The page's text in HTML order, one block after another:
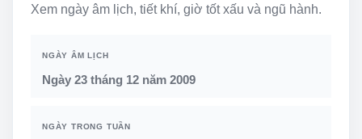
Xem ngày âm lịch, tiết khí, giờ tốt xấu và ngũ hành.
NGÀY ÂM LỊCH
Ngày 23 tháng 12 năm 2009
NGÀY TRONG TUẦN